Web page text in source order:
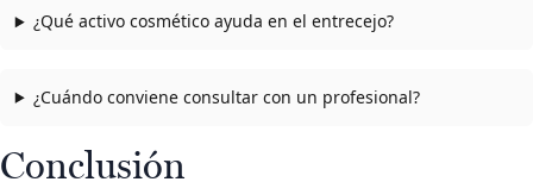
¿Qué activo cosmético ayuda en el entrecejo?
¿Cuándo conviene consultar con un profesional?
Conclusión